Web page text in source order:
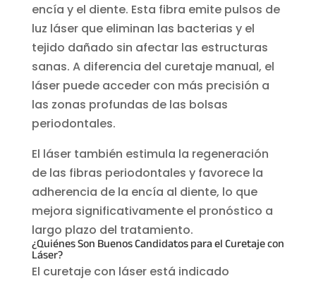
encía y el diente. Esta fibra emite pulsos de
luz láser que eliminan las bacterias y el
tejido dañado sin afectar las estructuras
sanas. A diferencia del curetaje manual, el
láser puede acceder con más precisión a
las zonas profundas de las bolsas
periodontales.
El láser también estimula la regeneración
de las fibras periodontales y favorece la
adherencia de la encía al diente, lo que
mejora significativamente el pronóstico a
largo plazo del tratamiento.
¿Quiénes Son Buenos Candidatos para el Curetaje con
Láser?
El curetaje con láser está indicado